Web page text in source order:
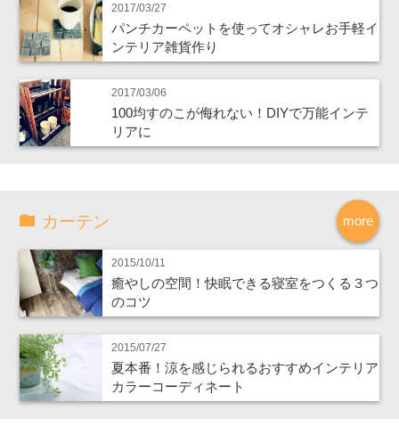
2017/03/27
パンチカーペットを使ってオシャレお手軽イ
ンテリア雑貨作り
2017/03/06
100均すのこが侮れない！DIYで万能インテ
リアに
more
カーテン
2015/10/11
癒やしの空間！快眠できる寝室をつくる３つ
のコツ
2015/07/27
夏本番！涼を感じられるおすすめインテリア
カラーコーディネート